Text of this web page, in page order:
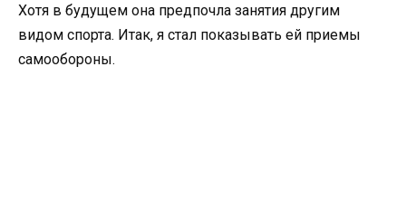
Хотя в будущем она предпочла занятия другим
видом спорта. Итак, я стал показывать ей приемы
самообороны.